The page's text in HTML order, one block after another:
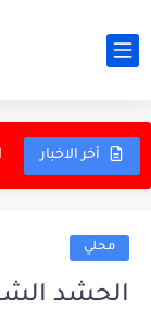
أخر الاخبار
محلي